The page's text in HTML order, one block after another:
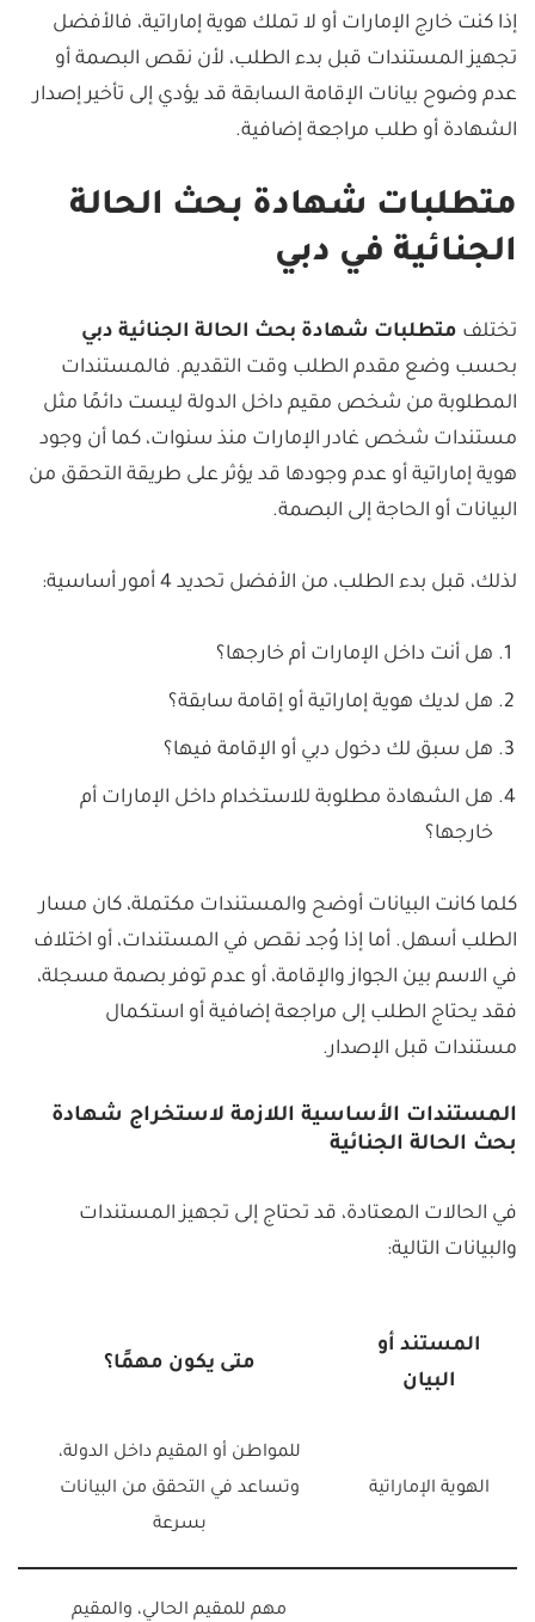
إذا كنت خارج الإمارات أو لا تملك هوية إماراتية، فالأفضل
تجهيز المستندات قبل بدء الطلب، لأن نقص البصمة أو
عدم وضوح بيانات الإقامة السابقة قد يؤدي إلى تأخير إصدار
الشهادة أو طلب مراجعة إضافية.
متطلبات شهادة بحث الحالة
الجنائية في دبي
تختلف متطلبات شهادة بحث الحالة الجنائية دبي
بحسب وضع مقدم الطلب وقت التقديم. فالمستندات
المطلوبة من شخص مقيم داخل الدولة ليست دائمًا مثل
مستندات شخص غادر الإمارات منذ سنوات، كما أن وجود
هوية إماراتية أو عدم وجودها قد يؤثر على طريقة التحقق من
البيانات أو الحاجة إلى البصمة.
لذلك، قبل بدء الطلب، من الأفضل تحديد 4 أمور أساسية:
هل أنت داخل الإمارات أم خارجها؟
هل لديك هوية إماراتية أو إقامة سابقة؟
هل سبق لك دخول دبي أو الإقامة فيها؟
هل الشهادة مطلوبة للاستخدام داخل الإمارات أم
خارجها؟
كلما كانت البيانات أوضح والمستندات مكتملة، كان مسار
الطلب أسهل. أما إذا وُجد نقص في المستندات، أو اختلاف
في الاسم بين الجواز والإقامة، أو عدم توفر بصمة مسجلة،
فقد يحتاج الطلب إلى مراجعة إضافية أو استكمال
مستندات قبل الإصدار.
المستندات الأساسية اللازمة لاستخراج شهادة
بحث الحالة الجنائية
في الحالات المعتادة، قد تحتاج إلى تجهيز المستندات
والبيانات التالية:
المستند أو
البيان
متى يكون مهمًا؟
الهوية الإماراتية
للمواطن أو المقيم داخل الدولة،
وتساعد في التحقق من البيانات
بسرعة
مهم للمقيم الحالي، والمقيم